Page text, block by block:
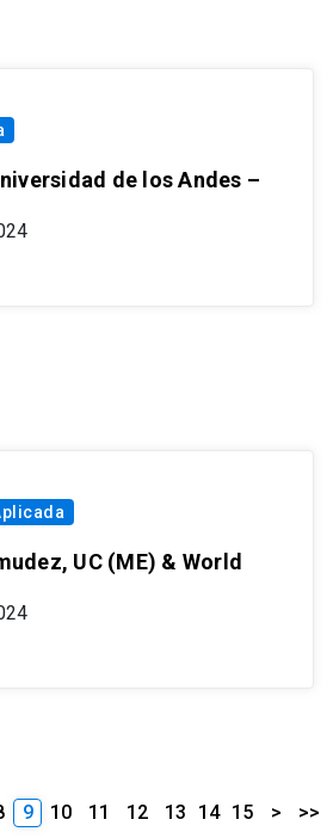
de los Andes –
UC (ME) & World
9 10 11 12 13 14 15 > >>